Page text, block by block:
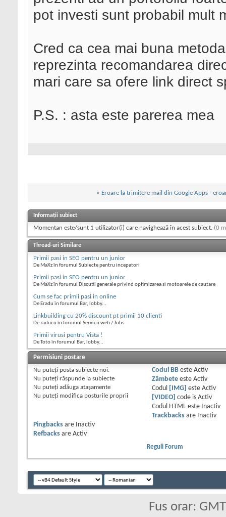
pot investi sunt probabil mult
Cred ca cea mai buna
reprezinta recomandarea
mari care sa ofere link direct
P.S. : asta este parerea mea
« Eroare la trimitere mail din Google Apps -
Informații subiect
Momentan este/sunt 1 utilizator(i) care navighează în acest subiect. (0
Thread-uri Similare
Primii pasi in SEO pentru un junior
De MaXz în forumul Subiecte pentru incepatori
Primii pasi in SEO pentru un junior
De MaXz în forumul Discutii generale privind optimizarea si motoarele de cautare
Cum se fac primii pasi in online
De Eradu în forumul Bar, lobby...
Linkbuilding cu 20% discount pt primii 10 clienti
De zaducu în forumul Servicii web / Jobs
Primii virusi pentru Vista !
De Toto în forumul Bar, lobby...
Permisiuni postare
Nu puteţi posta subiecte noi.
Nu puteţi răspunde la subiecte
Nu puteţi adăuga ataşamente
Nu puteţi modifica posturile proprii
Codul BBeste Activ
Zâmbeteeste Activ
Codul
[IMG] este Activ
[VIDEO]
code is Activ
Codul HTML este
Inactiv
Trackbacksare
Inactiv
Pingbacks are
Inactiv
Refbacks are Activ
Reguli Forum
Fus orar: